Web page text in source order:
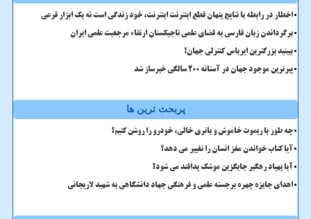
اخطار در رابطه با نتایج پنهان قطع اینترنت اینترنت، خود زندگی است نه یک ابزار فرعی
برگرداندن زبان فارسی به فضای علمی تاجیکستان ارتقاء مرجعیت علمی ایران
ببینید بزرگترین ایرباس کنترلی جهان!
پیرترین موجود جهان در آستانه ۲۰۰ سالگی خبرساز شد
پربحث ترین ها
چه طور با ریموت خاموش و باتری خالی، خودرو را روشن کنیم؟
آیا کتاب خواندن مغز انسان را تغییر می دهد؟
آیا پهپاد رهگیر جایگزین موشک پدافند می شود؟
اهدای جایزه چهره برجسته علمی و فرهنگی جهاد دانشگاهی به شهید لاریجانی